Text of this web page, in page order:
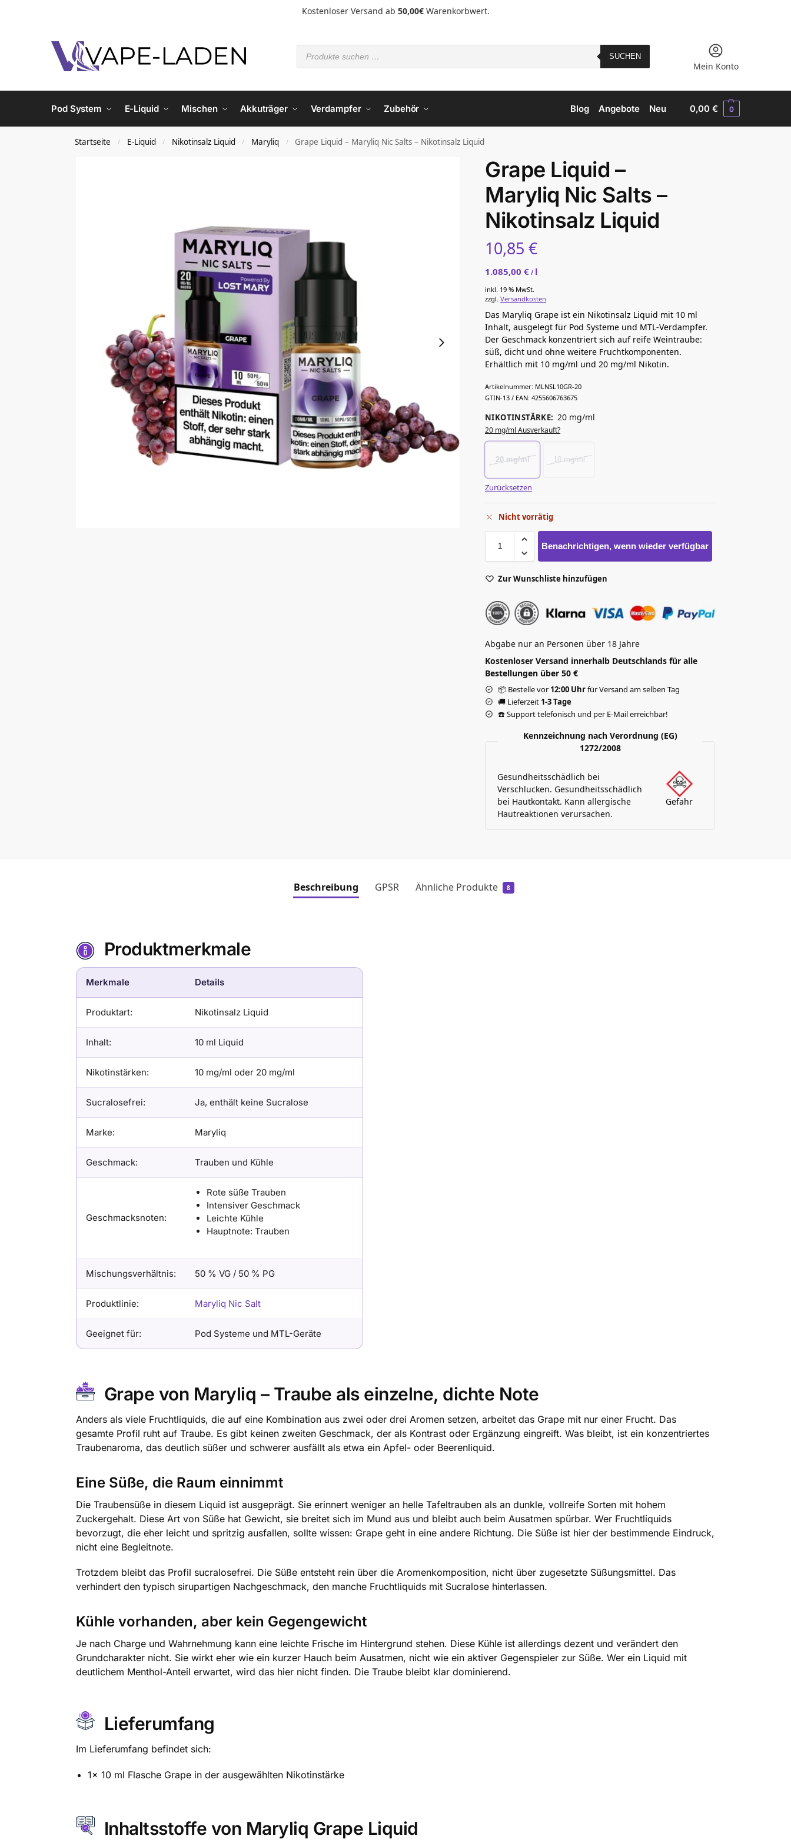
Kostenloser Versand ab 50,00€Warenkorbwert.
SUCHEN
Mein Konto
Pod System E-Liquid Mischen Akkuträger Verdampfer Zubehör Neu
Angebote
Blog 0,00€ 0
Startseite / E-Liquid / Nikotinsalz Liquid / Maryliq / Grape Liquid – Maryliq Nic Salts – Nikotinsalz Liquid
Grape Liquid –
Maryliq Nic Salts –
Nikotinsalz Liquid
10,85€
1.085,00€ / l
inkl. 19 % MwSt.
zzgl.Versandkosten
Das Maryliq Grape ist ein Nikotinsalz Liquid mit 10 ml
Inhalt, ausgelegt für Pod Systeme und MTL-Verdampfer.
Der Geschmack konzentriert sich auf reife Weintraube:
süß, dicht und ohne weitere Fruchtkomponenten.
Erhältlich mit 10 mg/ml und 20 mg/ml Nikotin.
Artikelnummer: MLNSL10GR-20
GTIN-13 / EAN: 4255606763675
NIKOTINSTÄRKE: 20 mg/ml
20 mg/ml Ausverkauft?
20 mg/ml 10 mg/ml
Zurücksetzen
Nicht vorrätig
Benachrichtigen, wenn wieder verfügbar
Zur Wunschliste hinzufügen
Abgabe nur an Personen über 18 Jahre
Kostenloser Versand innerhalb Deutschlands für alle
Bestellungen über 50 €
📦 Bestelle vor12:00 Uhrfür Versand am selben Tag
🚚 Lieferzeit 1-3 Tage
☎️ Support telefonisch und per E-Mail erreichbar!
Kennzeichnung nach Verordnung (EG)
1272/2008
Gesundheitsschädlich bei
Verschlucken. Gesundheitsschädlich
bei Hautkontakt. Kann allergische
Hautreaktionen verursachen.
Gefahr
Beschreibung GPSR Ähnliche Produkte 8
Produktmerkmale
Merkmale Details
Produktart: Nikotinsalz Liquid
Inhalt: 10 ml Liquid
Nikotinstärken: 10 mg/ml oder 20 mg/ml
Sucralosefrei: Ja, enthält keine Sucralose
Marke: Maryliq
Geschmack: Trauben und Kühle
Geschmacksnoten:
Rote süße Trauben
Intensiver Geschmack
Leichte Kühle
Hauptnote: Trauben
Mischungsverhältnis: 50 % VG / 50 % PG
Produktlinie: Maryliq Nic Salt
Geeignet für: Pod Systeme und MTL-Geräte
Grape von Maryliq – Traube als einzelne, dichte Note
Anders als viele Fruchtliquids, die auf eine Kombination aus zwei oder drei Aromen setzen, arbeitet das Grape mit nur einer Frucht. Das
gesamte Profil ruht auf Traube. Es gibt keinen zweiten Geschmack, der als Kontrast oder Ergänzung eingreift. Was bleibt, ist ein konzentriertes
Traubenaroma, das deutlich süßer und schwerer ausfällt als etwa ein Apfel- oder Beerenliquid.
Eine Süße, die Raum einnimmt
Die Traubensüße in diesem Liquid ist ausgeprägt. Sie erinnert weniger an helle Tafeltrauben als an dunkle, vollreife Sorten mit hohem
Zuckergehalt. Diese Art von Süße hat Gewicht, sie breitet sich im Mund aus und bleibt auch beim Ausatmen spürbar. Wer Fruchtliquids
bevorzugt, die eher leicht und spritzig ausfallen, sollte wissen: Grape geht in eine andere Richtung. Die Süße ist hier der bestimmende Eindruck,
nicht eine Begleitnote.
Trotzdem bleibt das Profil sucralosefrei. Die Süße entsteht rein über die Aromenkomposition, nicht über zugesetzte Süßungsmittel. Das
verhindert den typisch sirupartigen Nachgeschmack, den manche Fruchtliquids mit Sucralose hinterlassen.
Kühle vorhanden, aber kein Gegengewicht
Je nach Charge und Wahrnehmung kann eine leichte Frische im Hintergrund stehen. Diese Kühle ist allerdings dezent und verändert den
Grundcharakter nicht. Sie wirkt eher wie ein kurzer Hauch beim Ausatmen, nicht wie ein aktiver Gegenspieler zur Süße. Wer ein Liquid mit
deutlichem Menthol-Anteil erwartet, wird das hier nicht finden. Die Traube bleibt klar dominierend.
Lieferumfang
Im Lieferumfang befindet sich:
1x 10 ml Flasche Grape in der ausgewählten Nikotinstärke
Inhaltsstoffe von Maryliq Grape Liquid